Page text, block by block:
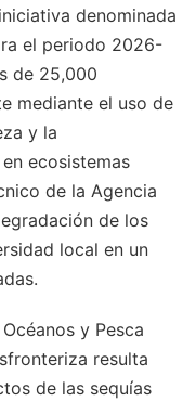
denominada
el periodo 2026-
de 25,000
mediante el uso de
y la
ecosistemas
de la Agencia
de los
local en un
y Pesca
resulta
de las sequías